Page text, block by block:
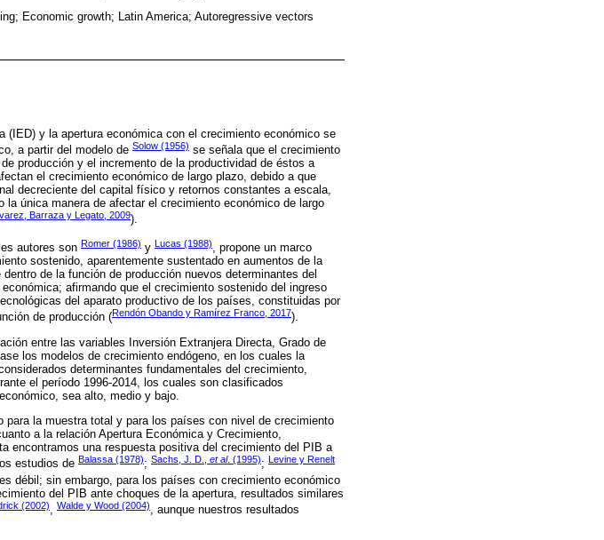
Economic growth; Latin America; Autoregressive vectors
(IED) y la apertura económica con el crecimiento económico se
a partir del modelo de Solow (1956) se señala que el crecimiento
producción y el incremento de la productividad de éstos a
el crecimiento económico de largo plazo, debido a que
decreciente del capital físico y retornos constantes a escala,
única manera de afectar el crecimiento económico de largo
Barraza y Legato, 2009).
autores son Romer (1986) y Lucas (1988), propone un marco
sostenido, aparentemente sustentado en aumentos de la
de la función de producción nuevos determinantes del
afirmando que el crecimiento sostenido del ingreso
del aparato productivo de los países, constituidas por
de producción (Rendón Obando y Ramírez Franco, 2017).
entre las variables Inversión Extranjera Directa, Grado de
los modelos de crecimiento endógeno, en los cuales la
determinantes fundamentales del crecimiento,
el período 1996-2014, los cuales son clasificados
sea alto, medio y bajo.
la muestra total y para los países con nivel de crecimiento
a la relación Apertura Económica y Crecimiento,
encontramos una respuesta positiva del crecimiento del PIB a
estudios de Balassa (1978); Sachs, J. D., et al. (1995); Levine y Renelt
es débil; sin embargo, para los países con crecimiento económico
del PIB ante choques de la apertura, resultados similares
(2002), Walde y Wood (2004), aunque nuestros resultados